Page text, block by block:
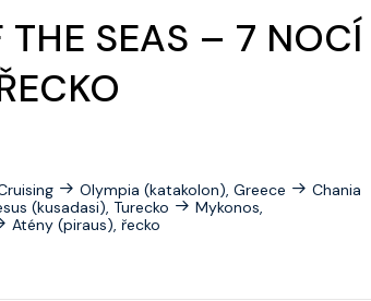
THE SEAS – 7 NOCÍ
Olympia (katakolon), Greece
Chania
(kusadasi), Turecko
Mykonos,
Atény (piraus), řecko